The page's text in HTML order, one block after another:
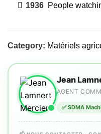
1936 People
Category: Matériels
Jean
AGENT
✅ SDMA